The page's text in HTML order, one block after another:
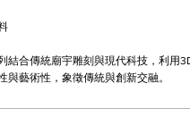
結合傳統廟宇雕刻與現代科技，利用
與藝術性，象徵傳統與創新交融。